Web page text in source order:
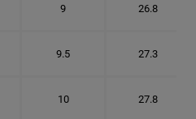
9 26.8
9.5 27.3
10 27.8